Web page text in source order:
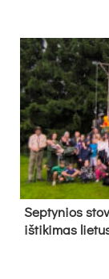
Sep­ty­nios
iš­ti­ki­mas